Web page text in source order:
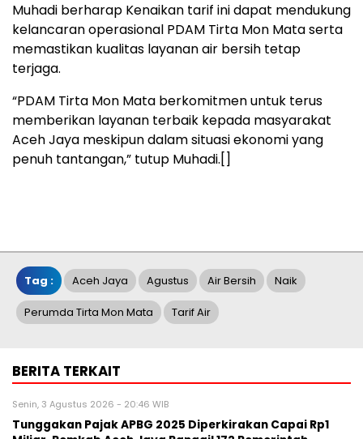
Muhadi berharap Kenaikan tarif ini dapat mendukung
kelancaran operasional PDAM Tirta Mon Mata serta
memastikan kualitas layanan air bersih tetap
terjaga.
“PDAM Tirta Mon Mata berkomitmen untuk terus
memberikan layanan terbaik kepada masyarakat
Aceh Jaya meskipun dalam situasi ekonomi yang
penuh tantangan,” tutup Muhadi.[]
Tag : Aceh Jaya Agustus Air Bersih Naik
Perumda Tirta Mon Mata Tarif Air
BERITA TERKAIT
Senin, 3 Agustus 2026 - 20:46 WIB
Tunggakan Pajak APBG 2025 Diperkirakan Capai Rp1